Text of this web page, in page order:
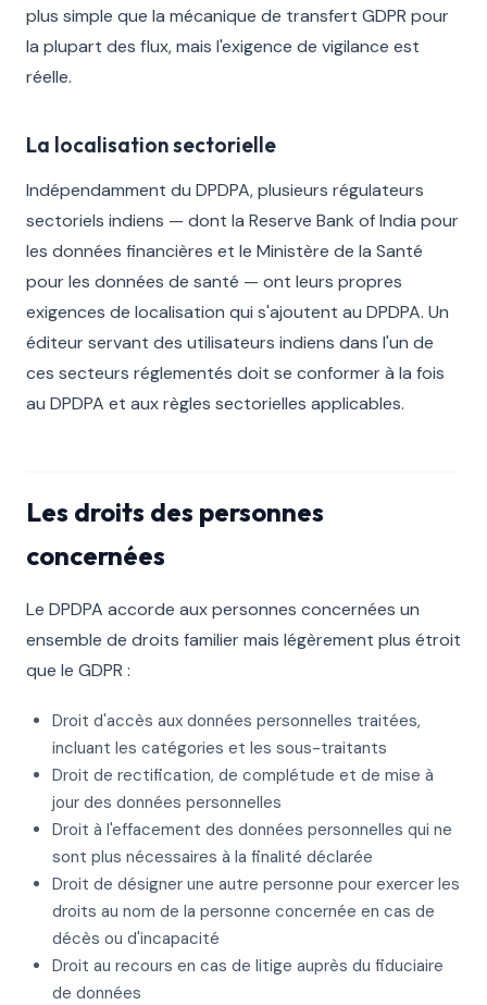
plus simple que la mécanique de transfert GDPR pour
la plupart des flux, mais l'exigence de vigilance est
réelle.
La localisation sectorielle
Indépendamment du DPDPA, plusieurs régulateurs
sectoriels indiens — dont la Reserve Bank of India pour
les données financières et le Ministère de la Santé
pour les données de santé — ont leurs propres
exigences de localisation qui s'ajoutent au DPDPA. Un
éditeur servant des utilisateurs indiens dans l'un de
ces secteurs réglementés doit se conformer à la fois
au DPDPA et aux règles sectorielles applicables.
Les droits des personnes
concernées
Le DPDPA accorde aux personnes concernées un
ensemble de droits familier mais légèrement plus étroit
que le GDPR :
Droit d'accès aux données personnelles traitées,
incluant les catégories et les sous-traitants
Droit de rectification, de complétude et de mise à
jour des données personnelles
Droit à l'effacement des données personnelles qui ne
sont plus nécessaires à la finalité déclarée
Droit de désigner une autre personne pour exercer les
droits au nom de la personne concernée en cas de
décès ou d'incapacité
Droit au recours en cas de litige auprès du fiduciaire
de données